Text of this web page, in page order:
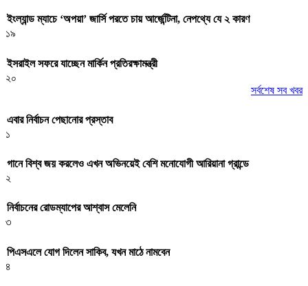
ইংল্যান্ড ম্যাচে ‘অপয়া’ জার্সি পরতে চায় আর্জেন্টিনা, নেপথ্যে যে ২ কারণ
১৯
ইসরাইল সফরে যাচ্ছেন মার্কিন প্রতিরক্ষামন্ত্রী
২০
সর্বশেষ সব খবর
এবার নির্বাচন পেছানোর প্রস্তাব
১
গানে বিশ্ব জয় করলেও এখন অভিনয়েই বেশি মনোযোগী আরিয়ানা গ্রান্ডে
২
নির্বাচনের রোডম্যাপের আশ্বাস মেলেনি
৩
পিএসএলে যোগ দিলেন সাকিব, যখন মাঠে নামবেন
৪